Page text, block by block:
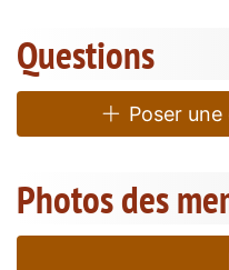
Questions
Poser
Photos des